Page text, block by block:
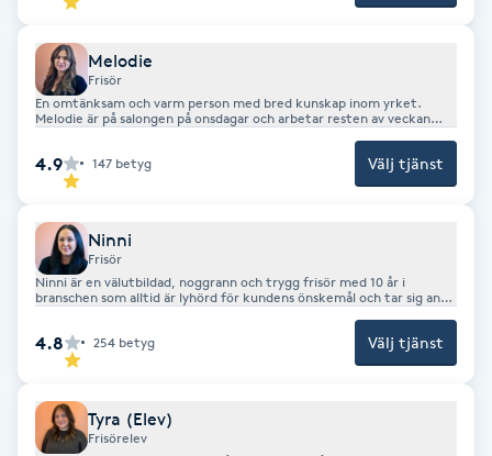
Frisör
Funktionsanalys
Färgning
Föning
Gelenaglar
Gellack
Melodie
Frisör
En omtänksam och varm person med bred kunskap inom yrket.
Melodie är på salongen på onsdagar och arbetar resten av veckan
4.9 147 betyg Välj tjänst
Ninni
Frisör
Ninni är en välutbildad, noggrann och trygg frisör med 10 år i
branschen som alltid är lyhörd för kundens önskemål och tar sig an
4.8 254 betyg Välj tjänst
Tyra (Elev)
Frisörelev